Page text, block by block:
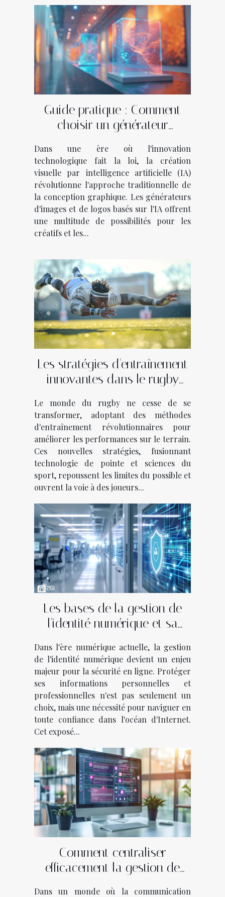
Guide pratique : Comment
choisir un générateur
l'IA
Dans une ère où l'innovation
technologique fait la loi, la création
visuelle par intelligence artificielle (IA)
révolutionne l'approche traditionnelle de
la conception graphique. Les générateurs
d'images et de logos basés sur l'IA offrent
une multitude de possibilités pour les
créatifs et les...
Les stratégies d'entraînement
innovantes dans le rugby
Le monde du rugby ne cesse de se
transformer, adoptant des méthodes
d'entraînement révolutionnaires pour
améliorer les performances sur le terrain.
Ces nouvelles stratégies, fusionnant
technologie de pointe et sciences du
sport, repoussent les limites du possible et
ouvrent la voie à des joueurs...
Les bases de la gestion de
l'identité numérique et sa
Dans l'ère numérique actuelle, la gestion
de l'identité numérique devient un enjeu
majeur pour la sécurité en ligne. Protéger
ses informations personnelles et
professionnelles n'est pas seulement un
choix, mais une nécessité pour naviguer en
toute confiance dans l'océan d'Internet.
Cet exposé...
Comment centraliser
efficacement la gestion de
Dans un monde où la communication